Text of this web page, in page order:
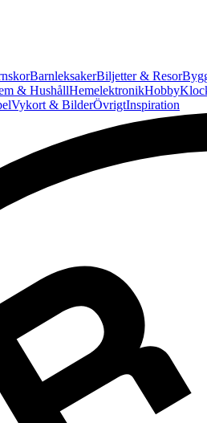
BarnleksakerBiljetter & Resor
& HushållHemelektronikHobby
Vykort & BilderÖvrigtInspiration